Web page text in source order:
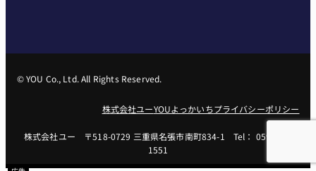
© YOU Co., Ltd. All Rights Reserved.
株式会社ユーYOUよっかいちプライバシーポリシー
株式会社ユー 〒518-0729 三重県名張市南町834-1 Tel： 0595-62-
1551